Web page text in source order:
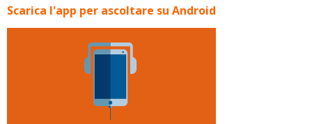
Scarica l'app per ascoltare su Android